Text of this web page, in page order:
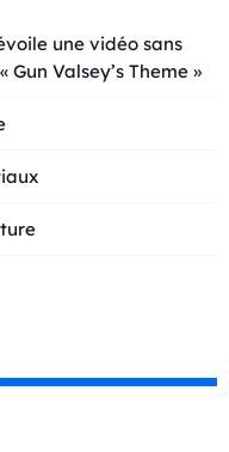
une vidéo sans
Valsey’s Theme »